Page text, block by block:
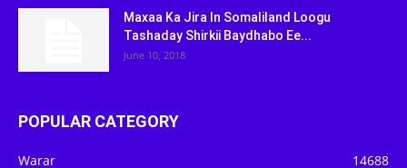
Maxaa Ka Jira In Somaliland Loogu
Tashaday Shirkii Baydhabo Ee...
June 10, 2018
POPULAR CATEGORY
Warar 14688